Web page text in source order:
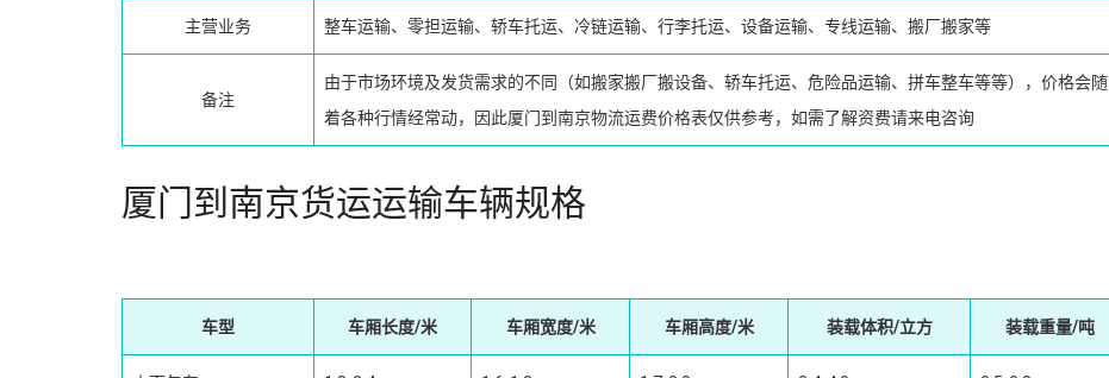
主营业务 整车运输、零担运输、轿车托运、冷链运输、行李托运、设备运输、专线运输、搬厂搬家等
备注
由于市场环境及发货需求的不同（如搬家搬厂搬设备、轿车托运、危险品运输、拼车整车等等），价格会随
着各种行情经常动，因此厦门到南京物流运费价格表仅供参考，如需了解资费请来电咨询
厦门到南京货运运输车辆规格
车型 车厢长度/米 车厢宽度/米 车厢高度/米 装载体积/立方 装载重量/吨